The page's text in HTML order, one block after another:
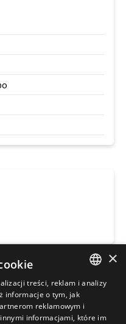
Szukaj
POLISH
×
treści, reklam i analizy
informacje o tym, jak
reklamowym i
informacjami, które im